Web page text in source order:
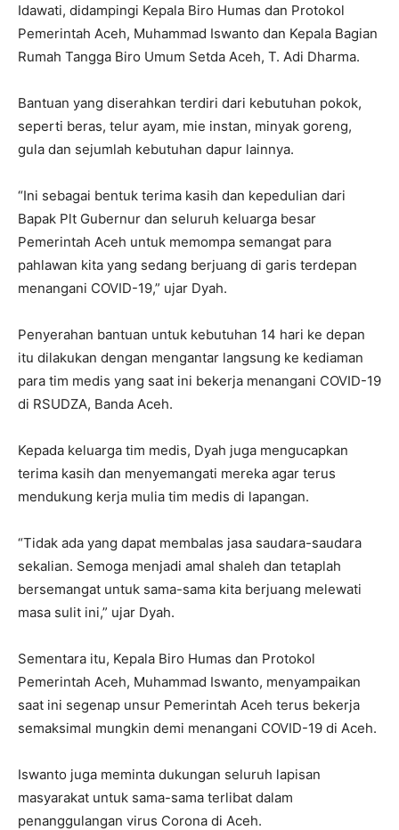
Idawati, didampingi Kepala Biro Humas dan Protokol
Pemerintah Aceh, Muhammad Iswanto dan Kepala Bagian
Rumah Tangga Biro Umum Setda Aceh, T. Adi Dharma.
Bantuan yang diserahkan terdiri dari kebutuhan pokok,
seperti beras, telur ayam, mie instan, minyak goreng,
gula dan sejumlah kebutuhan dapur lainnya.
“Ini sebagai bentuk terima kasih dan kepedulian dari
Bapak Plt Gubernur dan seluruh keluarga besar
Pemerintah Aceh untuk memompa semangat para
pahlawan kita yang sedang berjuang di garis terdepan
menangani COVID-19,” ujar Dyah.
Penyerahan bantuan untuk kebutuhan 14 hari ke depan
itu dilakukan dengan mengantar langsung ke kediaman
para tim medis yang saat ini bekerja menangani COVID-19
di RSUDZA, Banda Aceh.
Kepada keluarga tim medis, Dyah juga mengucapkan
terima kasih dan menyemangati mereka agar terus
mendukung kerja mulia tim medis di lapangan.
“Tidak ada yang dapat membalas jasa saudara-saudara
sekalian. Semoga menjadi amal shaleh dan tetaplah
bersemangat untuk sama-sama kita berjuang melewati
masa sulit ini,” ujar Dyah.
Sementara itu, Kepala Biro Humas dan Protokol
Pemerintah Aceh, Muhammad Iswanto, menyampaikan
saat ini segenap unsur Pemerintah Aceh terus bekerja
semaksimal mungkin demi menangani COVID-19 di Aceh.
Iswanto juga meminta dukungan seluruh lapisan
masyarakat untuk sama-sama terlibat dalam
penanggulangan virus Corona di Aceh.